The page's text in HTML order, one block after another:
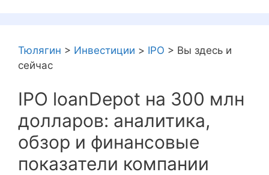
Тюлягин > Инвестиции > IPO > Вы здесь и
сейчас
IPO loanDepot на 300 млн
долларов: аналитика,
обзор и финансовые
показатели компании